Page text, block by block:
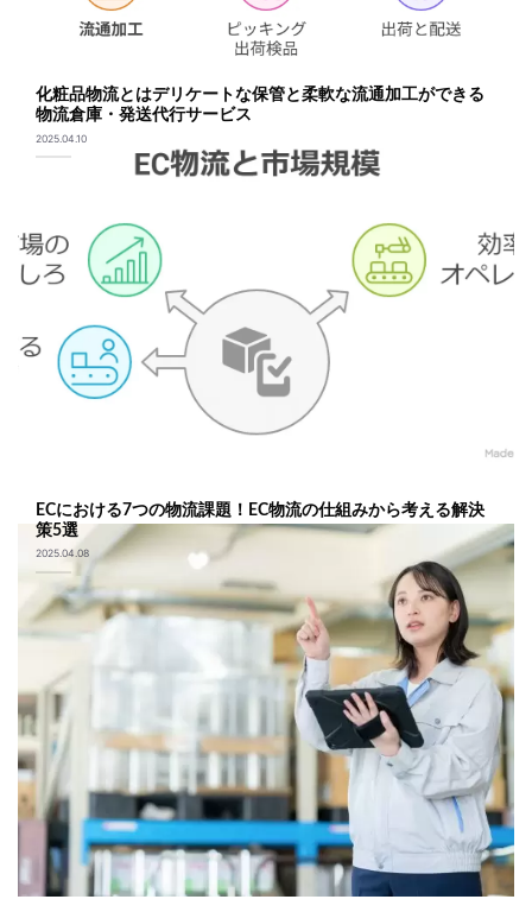
化粧品物流とはデリケートな保管と柔軟な流通加工ができる
物流倉庫・発送代行サービス
2025.04.10
ECにおける7つの物流課題！EC物流の仕組みから考える解決
策5選
2025.04.08